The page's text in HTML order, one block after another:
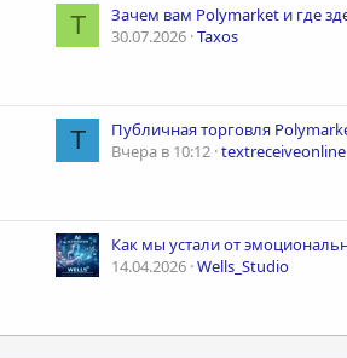
T
30.07.2026 Taxos
T
Вчера в 10:12 textreceiveonline
14.04.2026 Wells_Studio